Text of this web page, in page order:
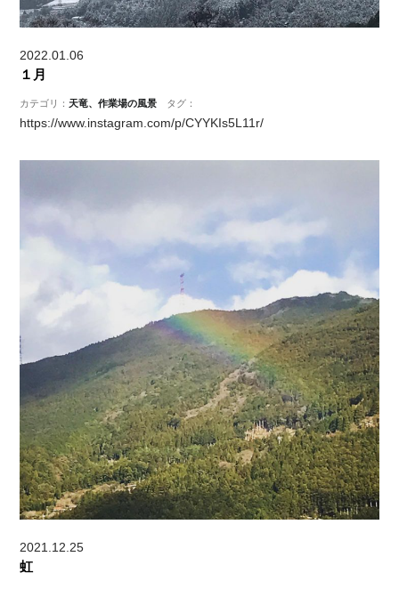
2022.01.06
１月
カテゴリ： 天竜、作業場の風景 タグ：
https://www.instagram.com/p/CYYKIs5L11r/
2021.12.25
虹